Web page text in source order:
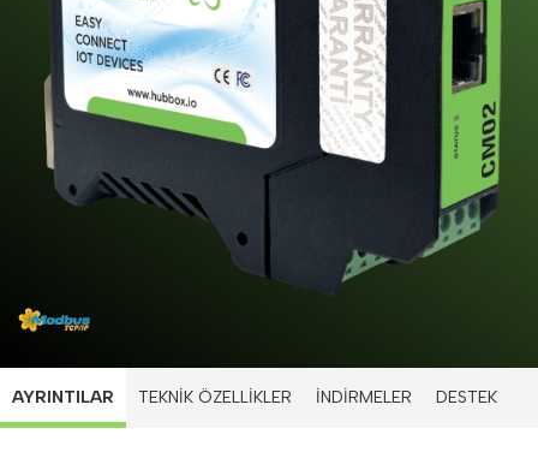
AYRINTILAR TEKNİK ÖZELLİKLER İNDİRMELER DESTEK